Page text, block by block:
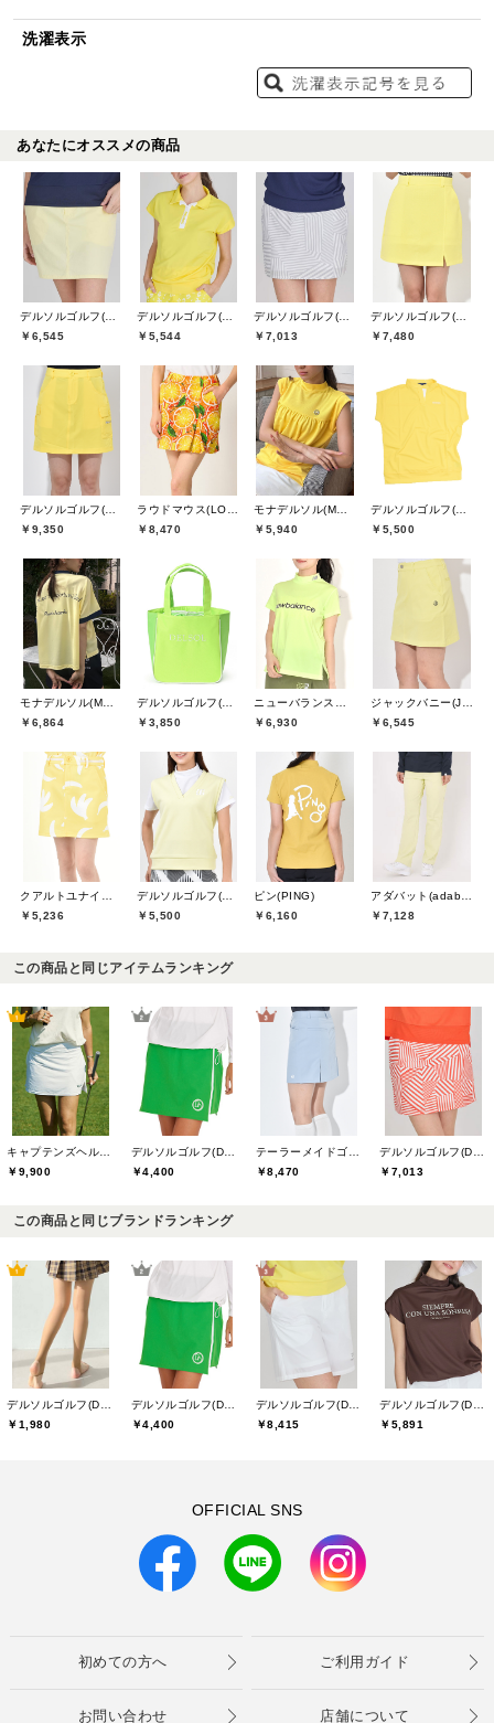
洗濯表示
あなたにオススメの商品
￥6,545
￥5,544
￥7,013
￥7,480
￥9,350
￥8,470
￥5,940
￥5,500
￥6,864
￥3,850
￥6,930
￥6,545
￥5,236
￥5,500
ピン(PING)
￥6,160
￥7,128
この商品と同じアイテムランキング
￥9,900
￥4,400
￥8,470
￥7,013
この商品と同じブランドランキング
￥1,980
￥4,400
￥8,415
￥5,891
OFFICIAL SNS
初めての方へ ご利用ガイド
お問い合わせ 店舗について